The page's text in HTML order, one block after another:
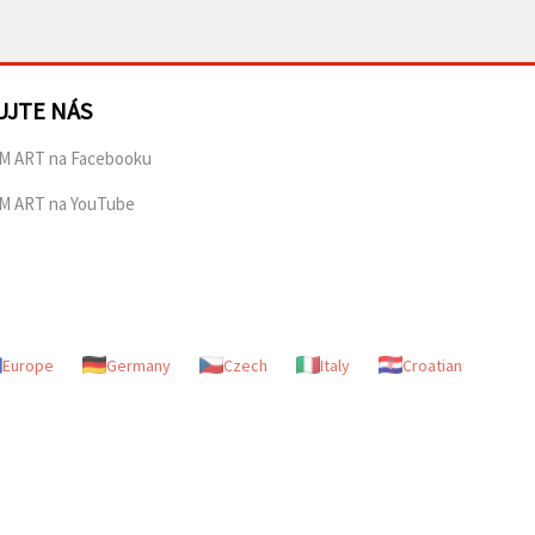
NÁS
ART na Facebooku
ART na YouTube
Europe Germany Czech Italy
Croatian